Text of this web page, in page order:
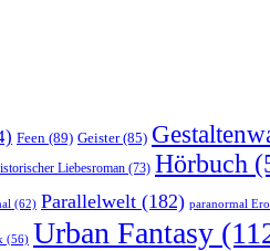
Feen (89) Geister(85)
Liebesroman (73) Hörbuch
(62) Parallelwelt (182) paranormal
(56) Urban Fantasy